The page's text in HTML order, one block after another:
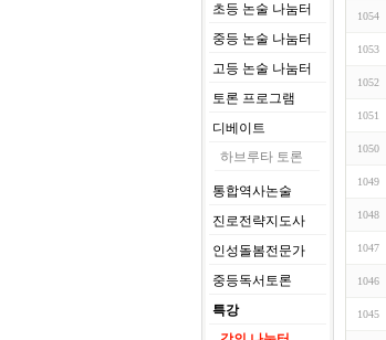
초등 논술 나눔터
중등 논술 나눔터
고등 논술 나눔터
토론 프로그램
디베이트
하브루타 토론
통합역사논술
진로전략지도사
인성돌봄전문가
중등독서토론
특강
1054
1053
1052
1051
1050
1049
1048
1047
1046
1045